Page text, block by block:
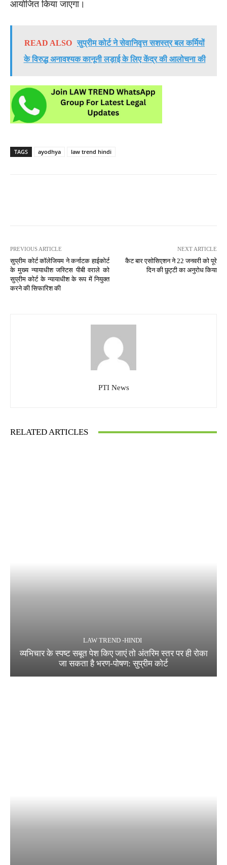
आयोजित किया जाएगा।
READ ALSO सुप्रीम कोर्ट ने सेवानिवृत्त सशस्त्र बल कर्मियों
के विरुद्ध अनावश्यक कानूनी लड़ाई के लिए केंद्र की आलोचना की
TAGS ayodhya law trend hindi
PREVIOUS ARTICLE
सुप्रीम कोर्ट कॉलेजियम ने कर्नाटक हाईकोर्ट
के मुख्य न्यायाधीश जस्टिस पीबी वराले को
सुप्रीम कोर्ट के न्यायाधीश के रूप में नियुक्त
करने की सिफारिश की
NEXT ARTICLE
कैट बार एसोसिएशन ने 22 जनवरी को पूरे
दिन की छुट्टी का अनुरोध किया
PTI News
RELATED ARTICLES
LAW TREND -HINDI
व्यभिचार के स्पष्ट सबूत पेश किए जाएं तो अंतरिम स्तर पर ही रोका
जा सकता है भरण-पोषण: सुप्रीम कोर्ट